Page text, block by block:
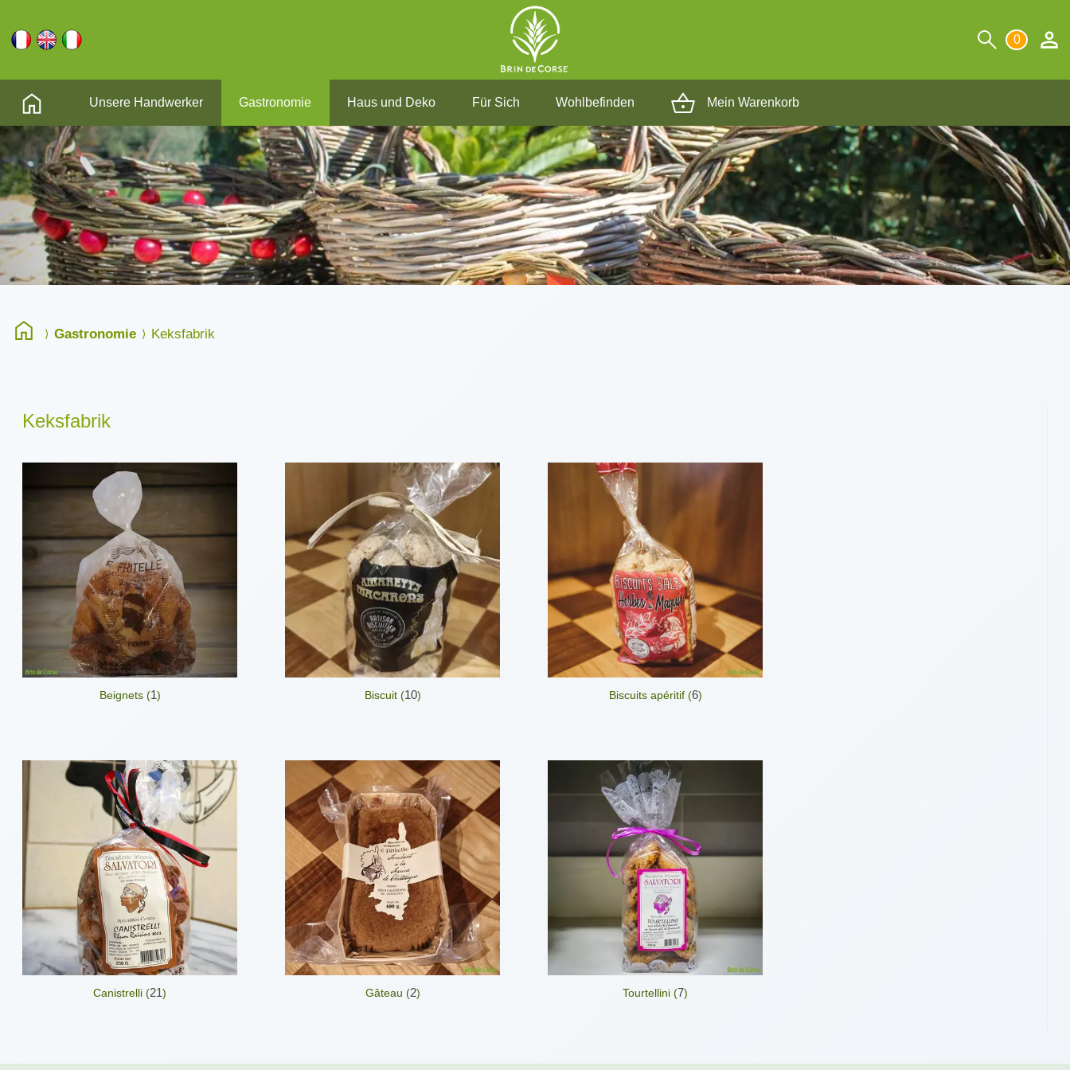
0
Unsere Handwerker Gastronomie Haus und Deko Für Sich Wohlbefinden Mein Warenkorb
Gastronomie Keksfabrik
Keksfabrik
Beignets (1) Biscuit (10) Biscuits apéritif (6)
Canistrelli (21) Gâteau (2) Tourtellini (7)